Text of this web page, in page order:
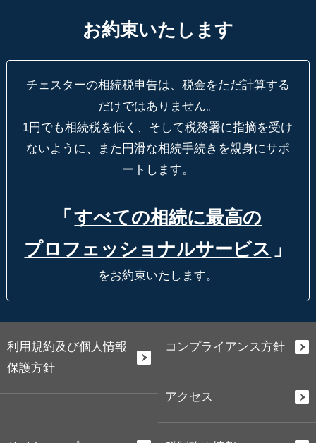
お約束いたします
チェスターの相続税申告は、税金をただ計算する
だけではありません。
1円でも相続税を低く、そして税務署に指摘を受け
ないように、
また円滑な相続手続きを親身にサポ
ートします。
「 すべての相続に最高の
プロフェッショナルサービス 」
をお約束いたします。
利用規約及び個人情報
保護方針
コンプライアンス方針
アクセス